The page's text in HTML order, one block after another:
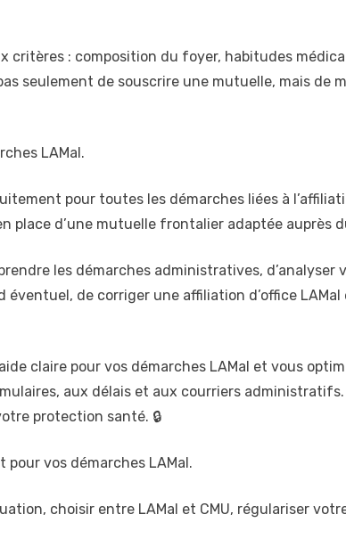
critères : composition du foyer, habitudes
seulement de souscrire une mutuelle, mais
LAMal.
pour toutes les démarches liées à
place d’une mutuelle frontalier adaptée auprès
les démarches administratives,
éventuel, de corriger une affiliation d’office
claire pour vos démarches LAMal et vous
aux délais et aux courriers
protection santé. 🔒
vos démarches LAMal.
choisir entre LAMal et CMU, régulariser